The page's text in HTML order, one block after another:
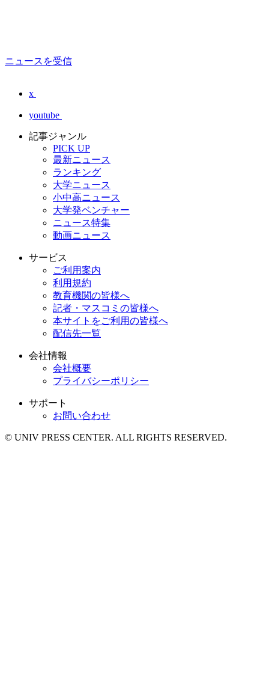
ニュースを受信
x
youtube
記事ジャンル
PICK UP
最新ニュース
ランキング
大学ニュース
小中高ニュース
大学発ベンチャー
ニュース特集
動画ニュース
サービス
ご利用案内
利用規約
教育機関の皆様へ
記者・マスコミの皆様へ
本サイトをご利用の皆様へ
配信先一覧
会社情報
会社概要
プライバシーポリシー
サポート
お問い合わせ
© UNIV PRESS CENTER. ALL RIGHTS RESERVED.